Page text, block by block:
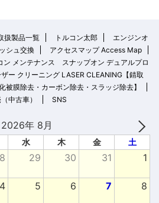
扱製品一覧 トルコン太郎
エンジンオ
シュ交換
アクセスマップ Access Map
ン メンテナンス スナップオン デュアルプロ
ザー クリーニング LASER CLEANING【錆取
被膜除去・カーボン除去・スラッジ除去】
中古車）
SNS
2026年 8月
水 木 金 土
29 30 31 1
4 5 6 7 8